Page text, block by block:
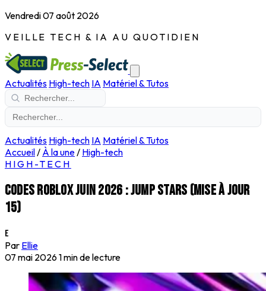
Vendredi 07 août 2026
VEILLE TECH & IA AU QUOTIDIEN
Actualités High-tech IA Matériel & Tutos
Actualités High-tech IA Matériel & Tutos
Accueil/ À la une/ High-tech
HIGH-TECH
Codes Roblox juin 2026 : Jump Stars (mise à jour
15)
E
Par Ellie
07 mai 20261 min de lecture